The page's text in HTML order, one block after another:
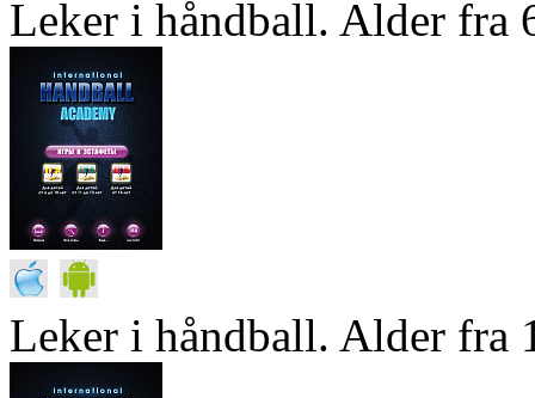
Leker i håndball. Alder fra
Leker i håndball. Alder fra